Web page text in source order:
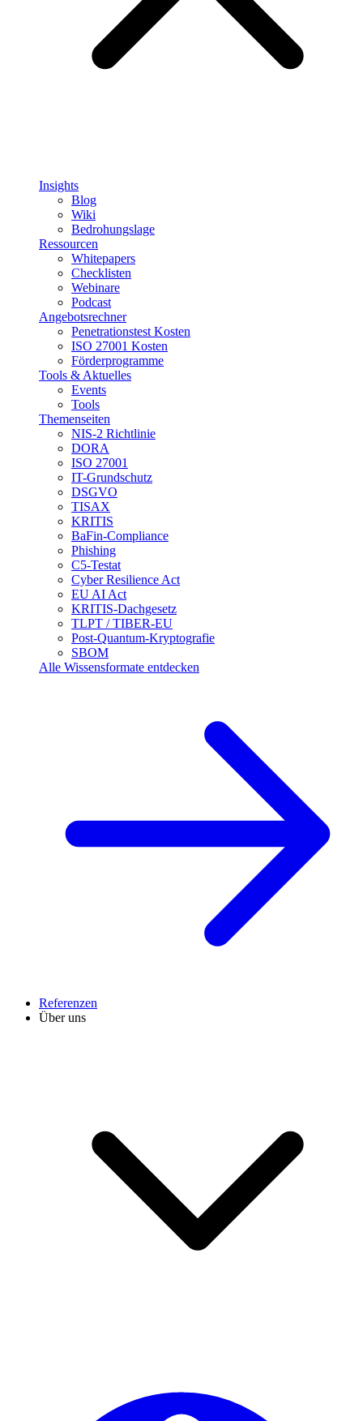
Insights
Blog
Wiki
Bedrohungslage
Ressourcen
Whitepapers
Checklisten
Webinare
Podcast
Angebotsrechner
Penetrationstest Kosten
ISO 27001 Kosten
Förderprogramme
Tools & Aktuelles
Events
Tools
Themenseiten
NIS-2 Richtlinie
DORA
ISO 27001
IT-Grundschutz
DSGVO
TISAX
KRITIS
BaFin-Compliance
Phishing
C5-Testat
Cyber Resilience Act
EU AI Act
KRITIS-Dachgesetz
TLPT / TIBER-EU
Post-Quantum-Kryptografie
SBOM
Alle Wissensformate entdecken
Referenzen
Über uns